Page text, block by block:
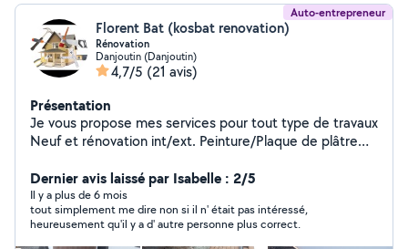
Auto-entrepreneur
Florent Bat (kosbat renovation)
Rénovation
Danjoutin (Danjoutin)
4,7/5 (21 avis)
Présentation
Je vous propose mes services pour tout type de travaux
Neuf et rénovation int/ext. Peinture/Plaque de plâtre
couverture zinguerie remplacement tuile Travail soigné
et propre Zéro sept, soixante et onze, quatre vingt cinq,
vingt neuf Zéro un
Dernier avis laissé par Isabelle : 2/5
Il y a plus de 6 mois
tout simplement me dire non si il n' était pas intéressé,
heureusement qu'il y a d' autre personne plus correct.